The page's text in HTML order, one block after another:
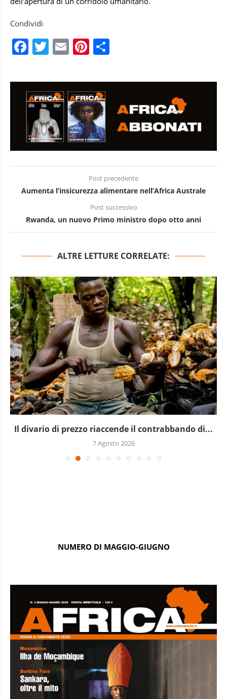
Condividi
Facebook
Twitter
EmailPinterest
Post precedente
Aumenta l’insicurezza alimentare nell’Africa Australe
Post successivo
Rwanda, un nuovo Primo ministro dopo otto anni
ALTRE LETTURE CORRELATE:
Il divario di prezzo riaccende il contrabbando di...
7 Agosto 2026
NUMERO DI MAGGIO-GIUGNO